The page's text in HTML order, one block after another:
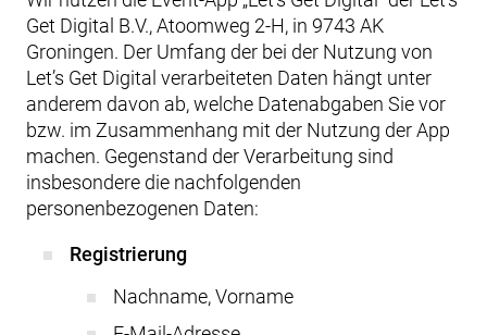
Get Digital B.V., Atoomweg 2-H, in 9743 AK
Groningen. Der Umfang der bei der Nutzung von
Let’s Get Digital verarbeiteten Daten hängt unter
anderem davon ab, welche Datenabgaben Sie vor
bzw. im Zusammenhang mit der Nutzung der App
machen. Gegenstand der Verarbeitung sind
insbesondere die nachfolgenden
personenbezogenen Daten:
Registrierung
Nachname, Vorname